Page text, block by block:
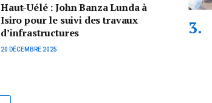
Haut-Uélé : John Banza Lunda à
Isiro pour le suivi des travaux
d’infrastructures
20 DÉCEMBRE 2025